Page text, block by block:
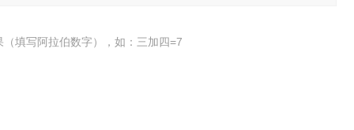
填写阿拉伯数字），如：三加四=7